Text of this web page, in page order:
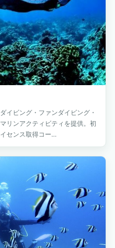
イビング・ファンダイビング・
リンアクティビティを提供。初
センス取得コー…